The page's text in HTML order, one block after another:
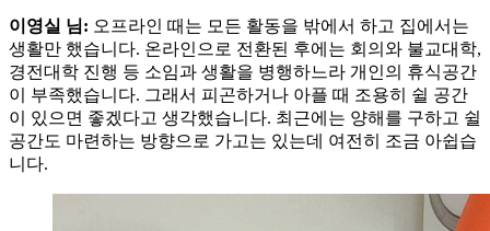
이영실 님: 오프라인 때는 모든 활동을 밖에서 하고 집에서는
생활만 했습니다. 온라인으로 전환된 후에는 회의와 불교대학,
경전대학 진행 등 소임과 생활을 병행하느라 개인의 휴식공간
이 부족했습니다. 그래서 피곤하거나 아플 때 조용히 쉴 공간
이 있으면 좋겠다고 생각했습니다. 최근에는 양해를 구하고 쉴
공간도 마련하는 방향으로 가고는 있는데 여전히 조금 아쉽습
니다.